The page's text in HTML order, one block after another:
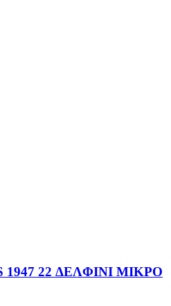
22 ΔΕΛΦΙΝΙ ΜΙΚΡΟ